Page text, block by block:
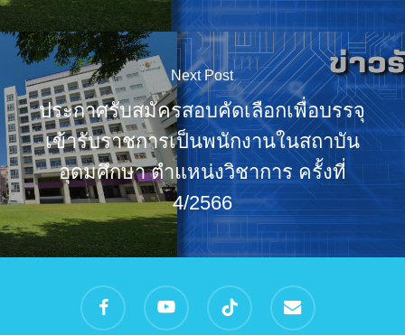
Next Post
ประกาศรับสมัครสอบคัดเลือกเพื่อบรรจุ
เข้ารับราชการเป็นพนักงานในสถาบัน
อุดมศึกษา ตำแหน่งวิชาการ ครั้งที่
4/2566
facebook youtube tiktok email